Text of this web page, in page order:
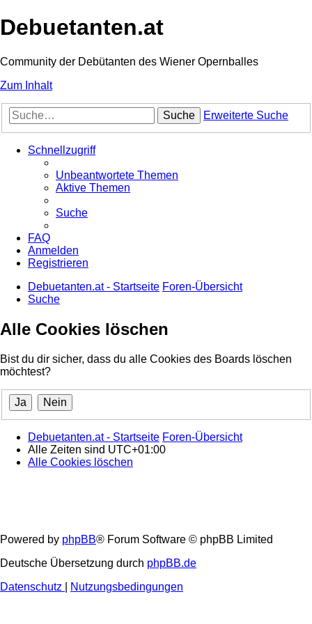
Debuetanten.at
Community der Debütanten des Wiener Opernballes
Zum Inhalt
Suche Erweiterte Suche
Schnellzugriff
Unbeantwortete Themen
Aktive Themen
Suche
FAQ
Anmelden
Registrieren
Debuetanten.at - Startseite Foren-Übersicht
Suche
Alle Cookies löschen
Bist du dir sicher, dass du alle Cookies des Boards löschen
möchtest?
Debuetanten.at - Startseite Foren-Übersicht
Alle Zeiten sind UTC+01:00
Alle Cookies löschen
Powered by phpBB® Forum Software © phpBB Limited
Deutsche Übersetzung durch phpBB.de
Datenschutz
Nutzungsbedingungen